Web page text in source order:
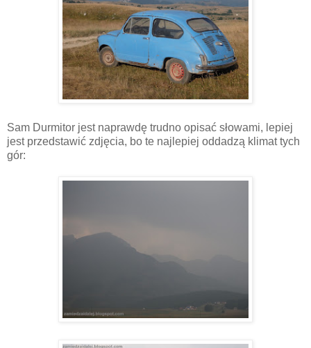
Sam Durmitor jest naprawdę trudno opisać słowami, lepiej
jest przedstawić zdjęcia, bo te najlepiej oddadzą klimat tych
gór: